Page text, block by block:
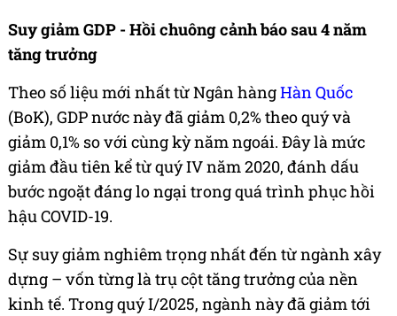
Suy giảm GDP - Hồi chuông cảnh báo sau 4 năm
tăng trưởng
Theo số liệu mới nhất từ Ngân hàngHàn Quốc
(BoK), GDP nước này đã giảm 0,2% theo quý và
giảm 0,1% so với cùng kỳ năm ngoái. Đây là mức
giảm đầu tiên kể từ quý IV năm 2020, đánh dấu
bước ngoặt đáng lo ngại trong quá trình phục hồi
hậu COVID-19.
Sự suy giảm nghiêm trọng nhất đến từ ngành xây
dựng – vốn từng là trụ cột tăng trưởng của nền
kinh tế. Trong quý I/2025, ngành này đã giảm tới